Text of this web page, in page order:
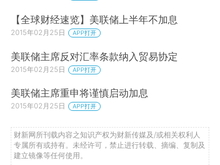
【全球财经速览】美联储上半年不加息
2015年02月25日 APP打开
美联储主席反对汇率条款纳入贸易协定
2015年02月25日 APP打开
美联储主席重申将谨慎启动加息
2015年02月25日 APP打开
财新网所刊载内容之知识产权为财新传媒及/或相关权利人
专属所有或持有。未经许可，禁止进行转载、摘编、复制及
建立镜像等任何使用。